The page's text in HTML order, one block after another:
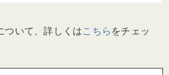
ついて、詳しくはこちらをチェッ